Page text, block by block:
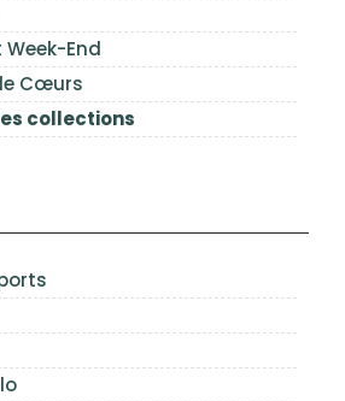
End
Cœurs
collections